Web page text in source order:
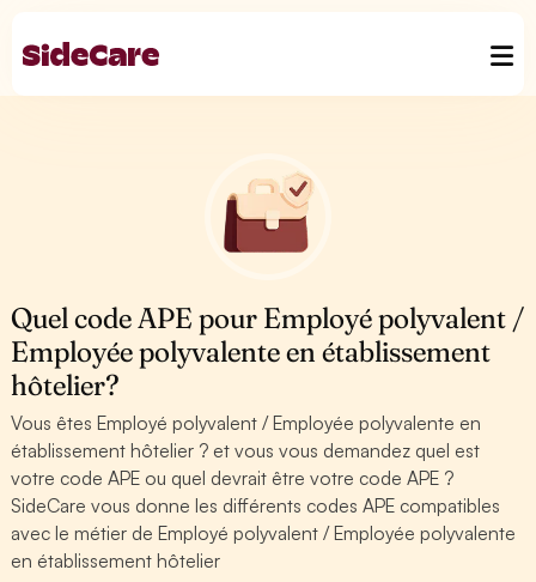
Quel code APE pour Employé polyvalent /
Employée polyvalente en établissement
hôtelier?
Vous êtes Employé polyvalent / Employée polyvalente en
établissement hôtelier ? et vous vous demandez quel est
votre code APE ou quel devrait être votre code APE ?
SideCare vous donne les différents codes APE compatibles
avec le métier de Employé polyvalent / Employée polyvalente
en établissement hôtelier